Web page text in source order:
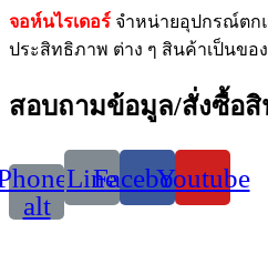
จอห์นไรเดอร์ จำหน่ายอุปกรณ์ตก
ประสิทธิภาพ ต่าง ๆ สินค้าเป็นขอ
สอบถามข้อมูล/สั่งซื้อ
alt
LineFacebookYoutube